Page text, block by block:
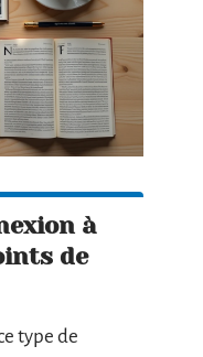
à
de
type de